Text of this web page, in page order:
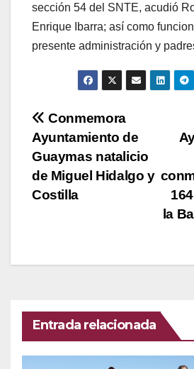
sección 54 del SNTE, acudió
Enrique Ibarra; así como
presente administración y
Navegación
de
entradas
la
Conmemora
Ayuntamiento de
Guaymas natalicio
de Miguel Hidalgo y
Costilla
Entrada relacionada